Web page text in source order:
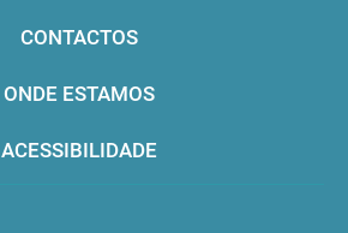
CONTACTOS
ONDE ESTAMOS
ACESSIBILIDADE